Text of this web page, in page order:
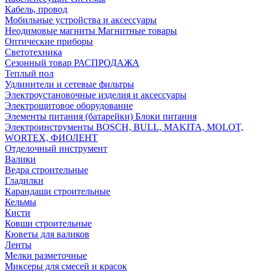
Кабель, провод
Мобильные устройства и аксессуары
Неодимовые магниты Магнитные товары
Оптические приборы
Светотехника
Сезонный товар РАСПРОДАЖА
Теплый пол
Удлинители и сетевые фильтры
Электроустановочные изделия и аксессуары
Электрощитовое оборудование
Элементы питания (батарейки) Блоки питания
Электроинструменты BOSCH, BULL, MAKITA, MOLOT,
WORTEX, ФИОЛЕНТ
Отделочный инструмент
Валики
Ведра строительные
Гладилки
Карандаши строительные
Кельмы
Кисти
Ковши строительные
Кюветы для валиков
Ленты
Мелки разметочные
Миксеры для смесей и красок